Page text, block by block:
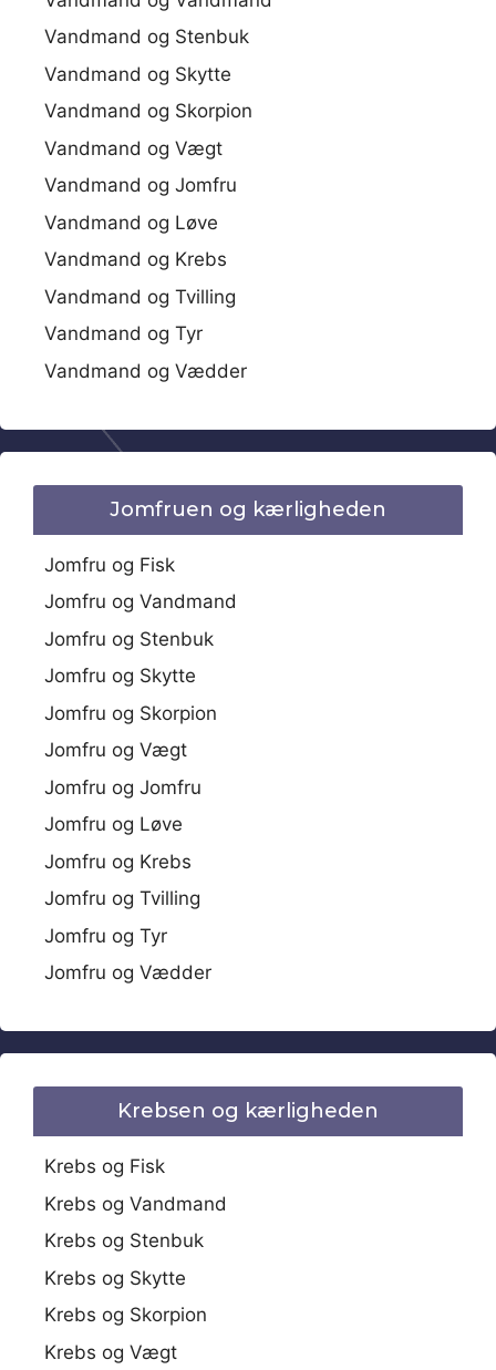
Vandmand og Stenbuk
Vandmand og Skytte
Vandmand og Skorpion
Vandmand og Vægt
Vandmand og Jomfru
Vandmand og Løve
Vandmand og Krebs
Vandmand og Tvilling
Vandmand og Tyr
Vandmand og Vædder
Jomfruen og kærligheden
Jomfru og Fisk
Jomfru og Vandmand
Jomfru og Stenbuk
Jomfru og Skytte
Jomfru og Skorpion
Jomfru og Vægt
Jomfru og Jomfru
Jomfru og Løve
Jomfru og Krebs
Jomfru og Tvilling
Jomfru og Tyr
Jomfru og Vædder
Krebsen og kærligheden
Krebs og Fisk
Krebs og Vandmand
Krebs og Stenbuk
Krebs og Skytte
Krebs og Skorpion
Krebs og Vægt